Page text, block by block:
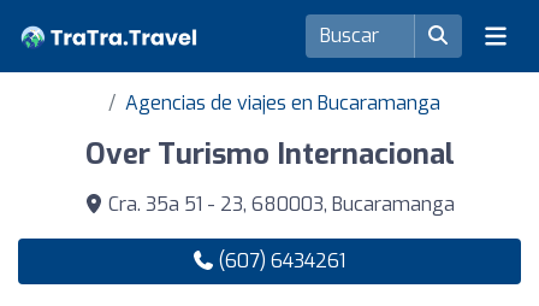
Agencias de viajes en Bucaramanga
Over Turismo Internacional
Cra. 35a 51 - 23, 680003, Bucaramanga
(607) 6434261